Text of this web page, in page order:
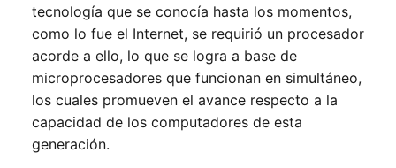
tecnología que se conocía hasta los momentos,
como lo fue el Internet, se requirió un procesador
acorde a ello, lo que se logra a base de
microprocesadores que funcionan en simultáneo,
los cuales promueven el avance respecto a la
capacidad de los computadores de esta
generación.